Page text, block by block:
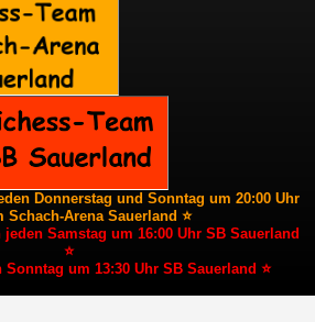
Donnerstag und Sonntag um 20:00 Uhr
Schach-Arena Sauerland ⭐
Samstag um 16:00 Uhr SB Sauerland
⭐
um 13:30 Uhr SB Sauerland ⭐